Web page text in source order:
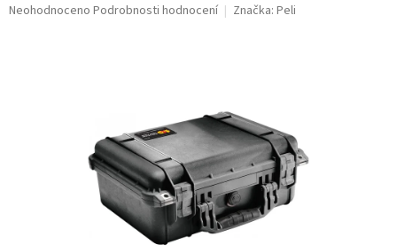
Průměrné
Neohodnoceno Podrobnosti hodnocení Značka: Peli